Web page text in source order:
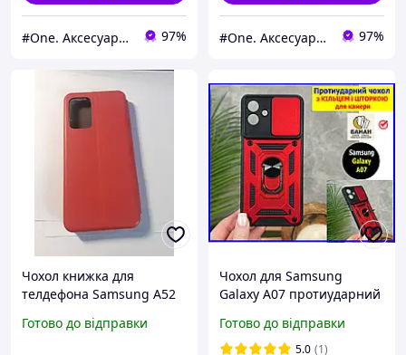
#One. Аксесуари до смартфонів 97% #One. Аксесуари до смартфонів 97%
Чохол книжка для
телдефона Samsung A52
для телефона Samsung
Готово до відправки
Чохол для Samsung
Galaxy A07 протиударний
червоний Чохол для
телефона самсунг галаксі
Готово до відправки
5.0 (1)